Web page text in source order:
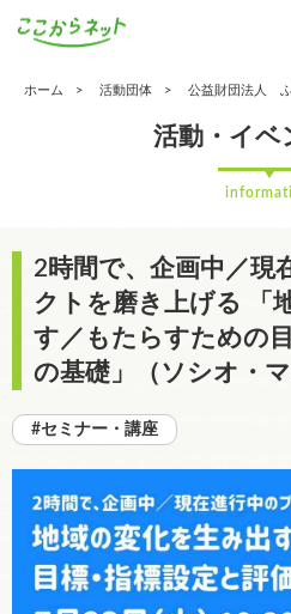
ホーム 活動団体 公益財団法人
活動・イベ
2時間で、企画中／現
クトを磨き上げる 「
す／もたらすための
の基礎」（ソシオ・
#セミナー・講座